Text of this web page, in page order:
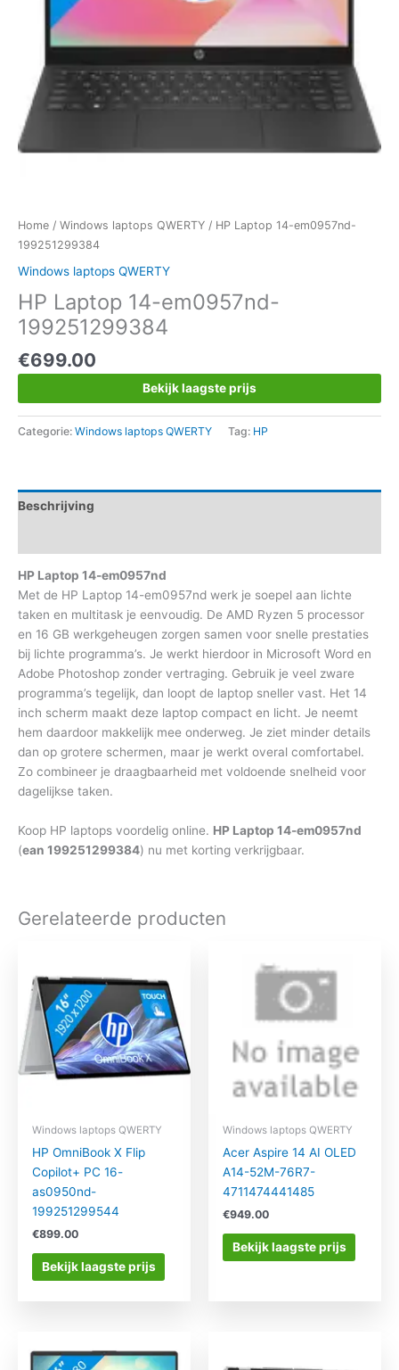
Home / Windows laptops QWERTY / HP Laptop 14-em0957nd-
199251299384
Windows laptops QWERTY
HP Laptop 14-em0957nd-
199251299384
€699.00
Bekijk laagste prijs
Categorie: Windows laptops QWERTY Tag: HP
Beschrijving
HP Laptop 14-em0957nd
Met de HP Laptop 14-em0957nd werk je soepel aan lichte
taken en multitask je eenvoudig. De AMD Ryzen 5 processor
en 16 GB werkgeheugen zorgen samen voor snelle prestaties
bij lichte programma’s. Je werkt hierdoor in Microsoft Word en
Adobe Photoshop zonder vertraging. Gebruik je veel zware
programma’s tegelijk, dan loopt de laptop sneller vast. Het 14
inch scherm maakt deze laptop compact en licht. Je neemt
hem daardoor makkelijk mee onderweg. Je ziet minder details
dan op grotere schermen, maar je werkt overal comfortabel.
Zo combineer je draagbaarheid met voldoende snelheid voor
dagelijkse taken.
Koop HP laptops voordelig online. HP Laptop 14-em0957nd
(ean 199251299384) nu met korting verkrijgbaar.
Gerelateerde producten
Windows laptops QWERTY
HP OmniBook X Flip
Copilot+ PC 16-
as0950nd-
199251299544
€899.00
Bekijk laagste prijs
Windows laptops QWERTY
Acer Aspire 14 AI OLED
A14-52M-76R7-
4711474441485
€949.00
Bekijk laagste prijs